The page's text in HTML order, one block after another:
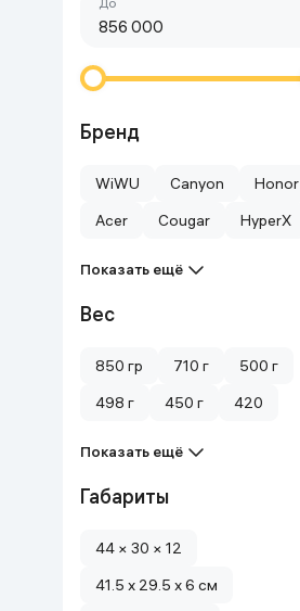
Спортивные товары
Автотовары
Ювелирные изделия
Товары для дома
Бренд
WiWU Canyon
Honor
Acer
Cougar HyperX
Показать ещё
Вес
850 гр 710 г
500 г
498 г
450 г 420
Показать ещё
Габариты
44 × 30 × 12
41.5 x 29.5 x 6 см